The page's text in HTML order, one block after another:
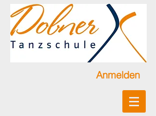
Anmelden